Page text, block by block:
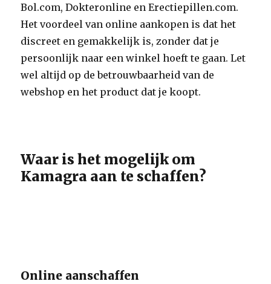
Bol.com, Dokteronline en Erectiepillen.com.
Het voordeel van online aankopen is dat het
discreet en gemakkelijk is, zonder dat je
persoonlijk naar een winkel hoeft te gaan. Let
wel altijd op de betrouwbaarheid van de
webshop en het product dat je koopt.
Waar is het mogelijk om
Kamagra aan te schaffen?
Online aanschaffen